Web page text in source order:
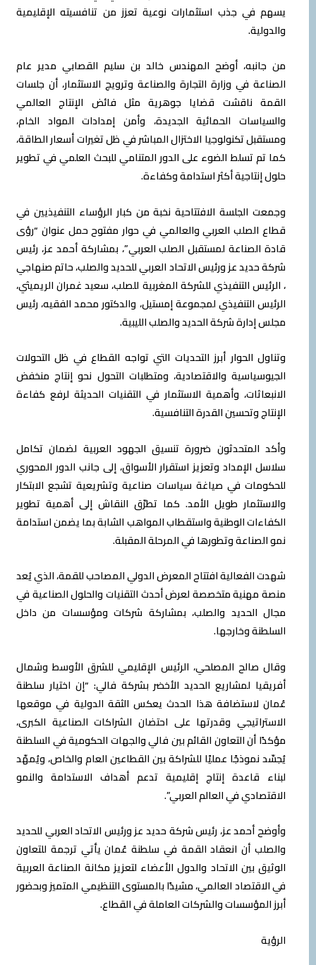
يسهم في جذب استثمارات نوعية تعزز من تنافسيته الإقليمية
والدولية.
من جانبه، أوضح المهندس خالد بن سليم القصابي مدير عام
الصناعة في وزارة التجارة والصناعة وترويج الاستثمار، أن جلسات
القمة ناقشت قضايا جوهرية مثل فائض الإنتاج العالمي
والسياسات الحمائية الجديدة، وأمن إمدادات المواد الخام،
ومستقبل تكنولوجيا الاختزال المباشر في ظل تغيرات أسعار الطاقة،
كما تم تسلط الضوء على الدور المتنامي للبحث العلمي في تطوير
حلول إنتاجية أكثر استدامة وكفاءة.
وجمعت الجلسة الافتتاحية نخبة من كبار الرؤساء التنفيذيين في
قطاع الصلب العربي والعالمي في حوار مفتوح حمل عنوان “رؤى
قادة الصناعة لمستقبل الصلب العربي”، بمشاركة أحمد عز، رئيس
شركة حديد عز ورئيس الاتحاد العربي للحديد والصلب، حاتم صنهاجي
، الرئيس التنفيذي للشركة المغربية للصلب، سعيد غمران الريميثي،
الرئيس التنفيذي لمجموعة إمستيل، والدكتور محمد الفقيه، رئيس
مجلس إدارة شركة الحديد والصلب الليبية.
وتناول الحوار أبرز التحديات التي تواجه القطاع في ظل التحولات
الجيوسياسية والاقتصادية، ومتطلبات التحول نحو إنتاج منخفض
الانبعاثات، وأهمية الاستثمار في التقنيات الحديثة لرفع كفاءة
الإنتاج وتحسين القدرة التنافسية.
وأكد المتحدثون ضرورة تنسيق الجهود العربية لضمان تكامل
سلاسل الإمداد وتعزيز استقرار الأسواق، إلى جانب الدور المحوري
للحكومات في صياغة سياسات صناعية وتشريعية تشجع الابتكار
والاستثمار طويل الأمد. كما تطرّق النقاش إلى أهمية تطوير
الكفاءات الوطنية واستقطاب المواهب الشابة بما يضمن استدامة
نمو الصناعة وتطورها في المرحلة المقبلة.
شهدت الفعالية افتتاح المعرض الدولي المصاحب للقمة، الذي يُعد
منصة مهنية متخصصة لعرض أحدث التقنيات والحلول الصناعية في
مجال الحديد والصلب، بمشاركة شركات ومؤسسات من داخل
السلطنة وخارجها.
وقال صالح المصلحي، الرئيس الإقليمي للشرق الأوسط وشمال
أفريقيا لمشاريع الحديد الأخضر بشركة فالي: “إن اختيار سلطنة
عُمان لاستضافة هذا الحدث يعكس الثقة الدولية في موقعها
الاستراتيجي وقدرتها على احتضان الشراكات الصناعية الكبرى،
مؤكدًا أن التعاون القائم بين فالي والجهات الحكومية في السلطنة
يُجسّد نموذجًا عمليًا للشراكة بين القطاعين العام والخاص، ويُمهّد
لبناء قاعدة إنتاج إقليمية تدعم أهداف الاستدامة والنمو
الاقتصادي في العالم العربي”.
وأوضح أحمد عز، رئيس شركة حديد عز ورئيس الاتحاد العربي للحديد
والصلب أن انعقاد القمة في سلطنة عُمان يأتي ترجمة للتعاون
الوثيق بين الاتحاد والدول الأعضاء لتعزيز مكانة الصناعة العربية
في الاقتصاد العالمي، مشيدًا بالمستوى التنظيمي المتميز وبحضور
أبرز المؤسسات والشركات العاملة في القطاع.
الرؤية